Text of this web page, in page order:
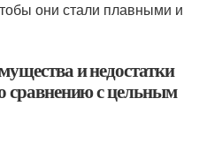
они стали плавными и
и недостатки
сравнению с цельным